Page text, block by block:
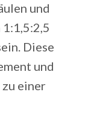
und
Diese
und
einer